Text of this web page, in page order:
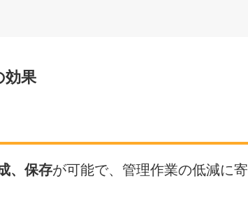
効果
、保存が可能で、管理作業の低減に寄